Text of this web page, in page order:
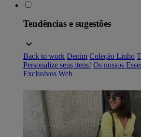
Tendências e sugestões
Back to work Denim Coleção Linho
Personalize seus itens! Os nossos
Exclusivos Web